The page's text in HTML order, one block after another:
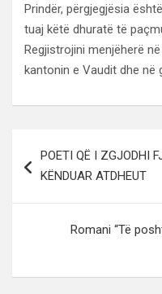
Prindër, përgjegjësia
tuaj këtë dhuratë të
Regjistrojini menjëherë
kantonin e Vaudit dhe në
te
POETI QË I ZGJODHI
KËNDUAR ATDHEUT
Romani “Të